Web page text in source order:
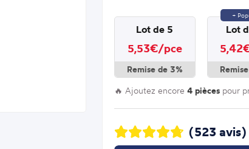
Lot de 5
5,53€/pce
Remise de 3%
+
Lot
🔥 Ajoutez encore 4 piècespour
(523 avis)